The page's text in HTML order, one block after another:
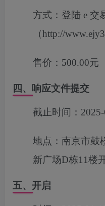
方式： 登陆 e 交
（http://
售价： 500.00元
四、响应文件提交
截止时间：
地点： 南京市鼓
新广场D栋11楼
五、开启